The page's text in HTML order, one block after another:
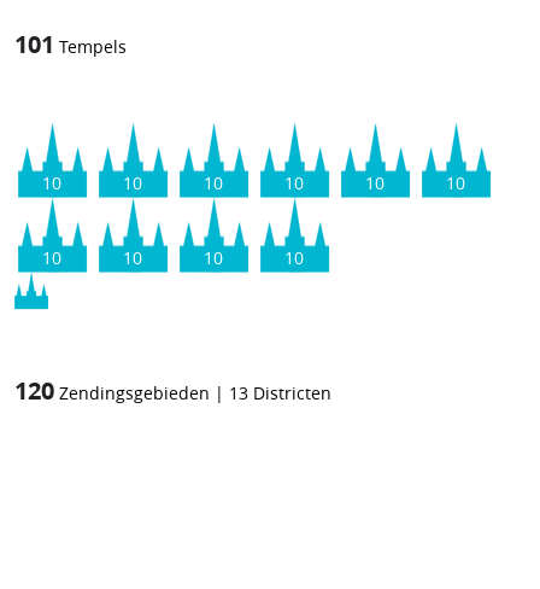
101 Tempels
10 10 10 10 10 10
10 10 10 10
120 Zendingsgebieden | 13 Districten